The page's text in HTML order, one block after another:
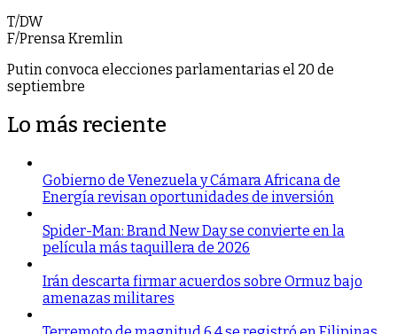
T/DW
F/Prensa Kremlin
Putin convoca elecciones parlamentarias el 20 de
septiembre
Lo más reciente
Gobierno de Venezuela y Cámara Africana de
Energía revisan oportunidades de inversión
Spider-Man: Brand New Day se convierte en la
película más taquillera de 2026
Irán descarta firmar acuerdos sobre Ormuz bajo
amenazas militares